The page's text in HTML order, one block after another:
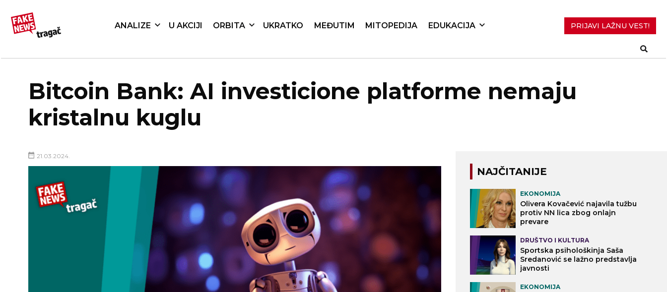
ANALIZE U AKCIJI ORBITA UKRATKO MEĐUTIM MITOPEDIJA EDUKACIJA PRIJAVI LAŽNU VEST!
Bitcoin Bank: AI investicione platforme nemaju
kristalnu kuglu
21.03.2024.
NAJČITANIJE
EKONOMIJA
Olivera Kovačević najavila tužbu
protiv NN lica zbog onlajn
prevare
DRUŠTVO I KULTURA
Sportska psihološkinja Saša
Sredanović se lažno predstavlja
javnosti
EKONOMIJA